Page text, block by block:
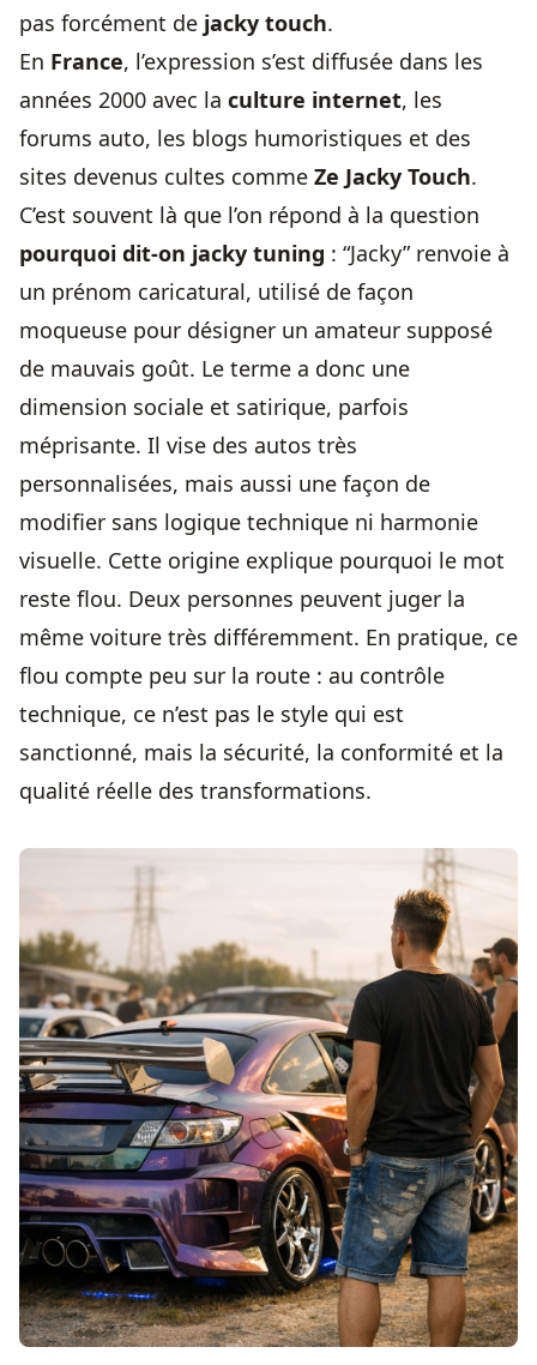
pas forcément de jacky touch.
En France, l’expression s’est diffusée dans les
années 2000 avec la culture internet, les
forums auto, les blogs humoristiques et des
sites devenus cultes comme Ze Jacky Touch.
C’est souvent là que l’on répond à la question
pourquoi dit-on jacky tuning : “Jacky” renvoie à
un prénom caricatural, utilisé de façon
moqueuse pour désigner un amateur supposé
de mauvais goût. Le terme a donc une
dimension sociale et satirique, parfois
méprisante. Il vise des autos très
personnalisées, mais aussi une façon de
modifier sans logique technique ni harmonie
visuelle. Cette origine explique pourquoi le mot
reste flou. Deux personnes peuvent juger la
même voiture très différemment. En pratique, ce
flou compte peu sur la route : au contrôle
technique, ce n’est pas le style qui est
sanctionné, mais la sécurité, la conformité et la
qualité réelle des transformations.